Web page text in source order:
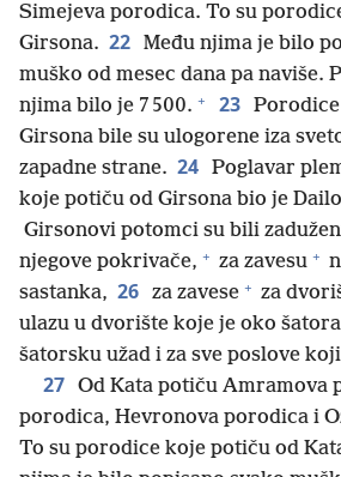
Simejeva porodica. To su
Girsona. 22 Među njima je bilo
muško od mesec dana pa naviše.
njima bilo je 7 500. + 23
Girsona bile su ulogorene iza
zapadne strane. 24 Poglavar
koje potiču od Girsona bio je
Girsonovi potomci su bili
njegove pokrivače, + za zavesu +
sastanka, 26 za zavese + za
ulazu u dvorište koje je oko
šatorsku užad i za sve poslove
27 Od Kata potiču Amramova
porodica, Hevronova porodica i
To su porodice koje potiču od